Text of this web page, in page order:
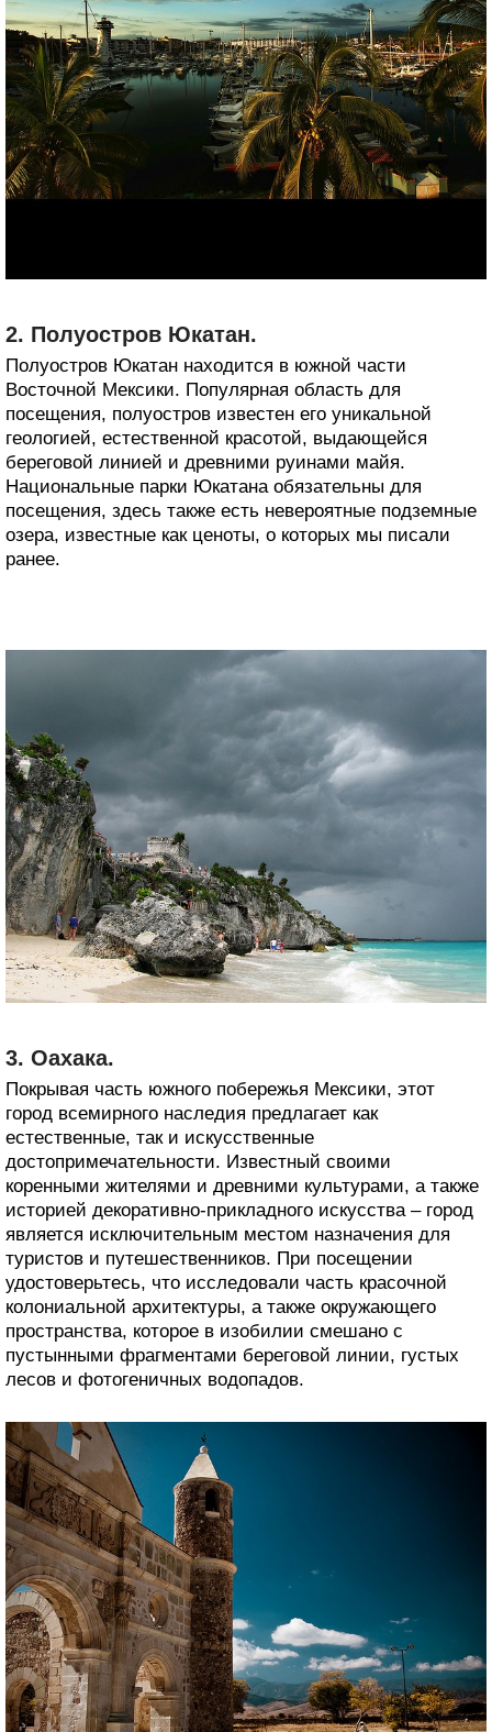
2. Полуостров Юкатан.
Полуостров Юкатан находится в южной части
Восточной Мексики. Популярная область для
посещения, полуостров известен его уникальной
геологией, естественной красотой, выдающейся
береговой линией и древними руинами майя.
Национальные парки Юкатана обязательны для
посещения, здесь также есть невероятные подземные
озера, известные как ценоты, о которых мы писали
ранее.
3. Оахака.
Покрывая часть южного побережья Мексики, этот
город всемирного наследия предлагает как
естественные, так и искусственные
достопримечательности. Известный своими
коренными жителями и древними культурами, а также
историей декоративно-прикладного искусства – город
является исключительным местом назначения для
туристов и путешественников. При посещении
удостоверьтесь, что исследовали часть красочной
колониальной архитектуры, а также окружающего
пространства, которое в изобилии смешано с
пустынными фрагментами береговой линии, густых
лесов и фотогеничных водопадов.